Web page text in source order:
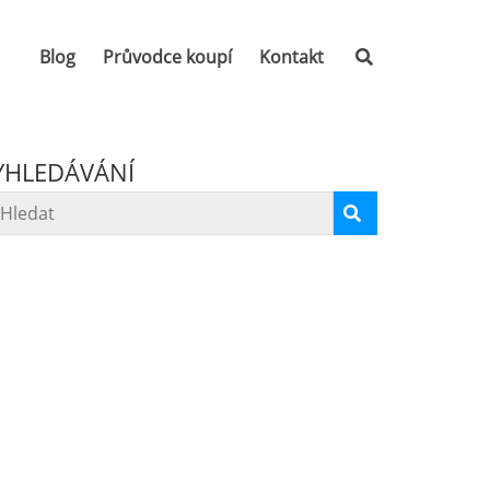
Blog Průvodce koupí Kontakt